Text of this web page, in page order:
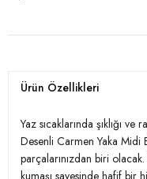
Ürün Özellikleri
Yaz sıcaklarında şıklığı
Desenli Carmen Yaka Midi
parçalarınızdan biri
kumaşı sayesinde hafif bir